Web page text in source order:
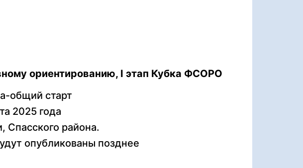
ориентированию, I этап Кубка ФСОРО
общий старт
2025 года
Спасского района.
опубликованы позднее